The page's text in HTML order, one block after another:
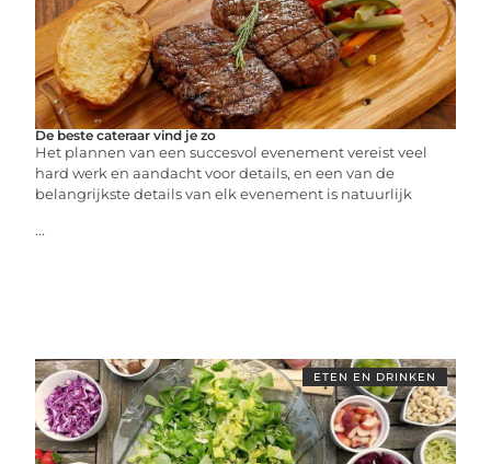
De beste cateraar vind je zo
Het plannen van een succesvol evenement vereist veel
hard werk en aandacht voor details, en een van de
belangrijkste details van elk evenement is natuurlijk
...
ETEN EN DRINKEN